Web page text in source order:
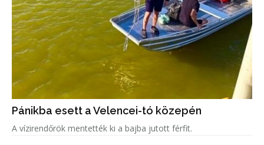
Pánikba esett a Velencei-tó közepén
A vízirendőrök mentették ki a bajba jutott férfit.